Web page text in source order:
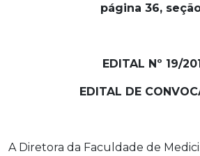
página 36,
EDITAL Nº 19/
EDITAL DE
A Diretora da Faculdade de